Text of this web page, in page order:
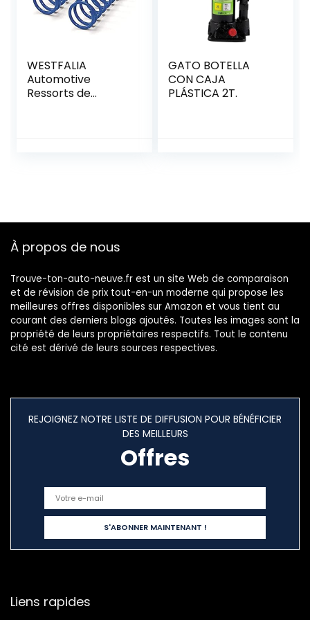
WESTFALIA
Automotive
Ressorts de
GATO BOTELLA
CON CAJA
PLÁSTICA 2T.
À propos de nous
Trouve-ton-auto-neuve.fr est un site Web de comparaison
et de révision de prix tout-en-un moderne qui propose les
meilleures offres disponibles sur Amazon et vous tient au
courant des derniers blogs ajoutés. Toutes les images sont la
propriété de leurs propriétaires respectifs. Tout le contenu
cité est dérivé de leurs sources respectives.
REJOIGNEZ NOTRE LISTE DE DIFFUSION POUR BÉNÉFICIER
DES MEILLEURS
Offres
Liens rapides